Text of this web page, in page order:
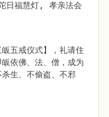
日福慧灯, 孝亲法会
五戒仪式】，礼请住
依佛、法、僧，成为
生、不偷盗、不邪